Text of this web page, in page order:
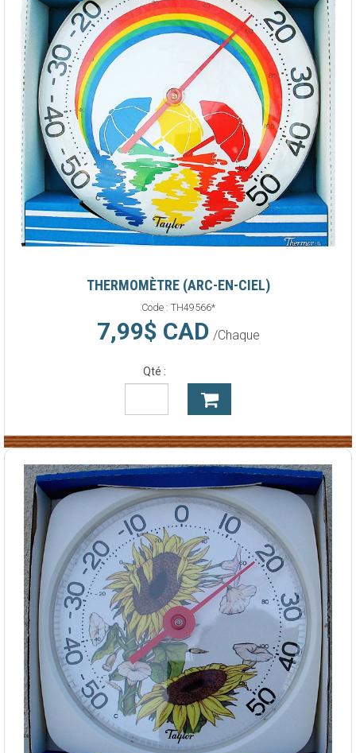
THERMOMÈTRE (ARC-EN-CIEL)
Code : TH49566*
7,99$ CAD /Chaque
Qté :